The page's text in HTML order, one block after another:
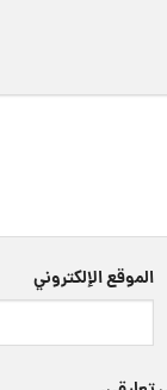
الموقع الإلكتروني